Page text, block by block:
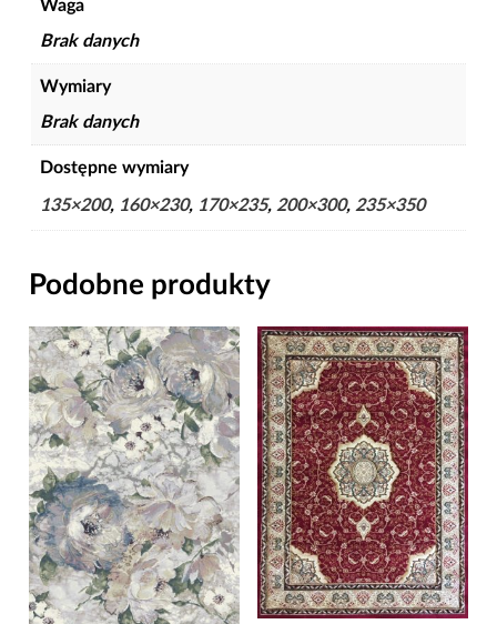
Waga
Brak danych
Wymiary
Brak danych
Dostępne wymiary
135×200, 160×230, 170×235, 200×300, 235×350
Podobne produkty